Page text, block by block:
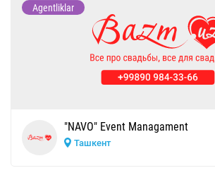
Agentliklar
"NAVO" Event Managament
Ташкент